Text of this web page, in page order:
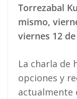
Torrezabal
mismo,
viernes 12
La charla de
opciones y
actualmente